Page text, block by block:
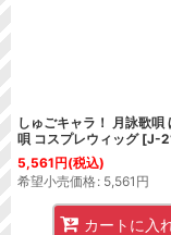
しゅごキャラ！ 月詠歌唄
唄 コスプレウィッグ [J-
5,561円(税込)
希望小売価格: 5,561 円
カートに入